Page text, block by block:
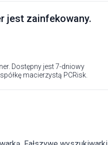
jest zainfekowany.
Dostępny jest 7-dniowy
macierzystą PCRisk.